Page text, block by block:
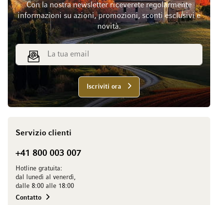
Con la nostra newsletter riceverete regolarmente
informazioni su azioni, promozioni, sconti esclusivi e
novità.
Indirizzo email
Iscriviti ora
Servizio clienti
+41 800 003 007
Hotline gratuita:
dal lunedì al venerdì,
dalle 8:00 alle 18:00
Contatto